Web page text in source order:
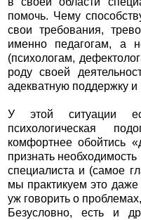
помочь. Чему
свои требования,
именно педагогам, а
(психологам,
роду своей
адекватную поддержку и
У этой ситуации
психологическая
комфортнее обойтись
признать
специалиста и (самое
мы практикуем это даже
уж говорить о
Безусловно, есть и